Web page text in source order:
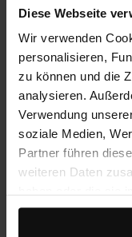
Diese Webseite
Wir verwenden
personalisieren,
zu können und die
analysieren.
Verwendung
soziale Medien,
Partner führen
weiteren Daten
gesammelt haben.
14 Tage
Diese
stylishes
eine Höhe von 1
machen den
komplett. Die
Veloursleder, die